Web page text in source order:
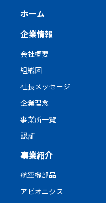
ホーム
企業情報
会社概要
組織図
社長メッセージ
企業理念
事業所一覧
認証
事業紹介
航空機部品
アビオニクス